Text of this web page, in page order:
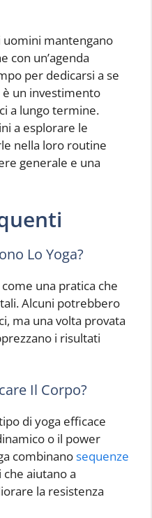
uomini mantengano
con un’agenda
per dedicarsi a se
un investimento
a lungo termine.
a esplorare le
nella loro routine
generale e una
Lo Yoga?
una pratica che
Alcuni potrebbero
ma una volta provata
i risultati
Il Corpo?
di yoga efficace
o il power
combinanosequenze
aiutano a
la resistenza